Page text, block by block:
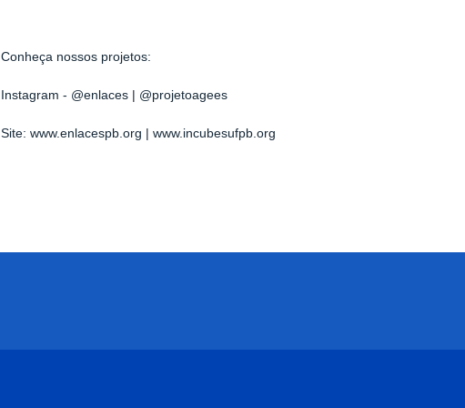
Conheça nossos projetos:
Instagram - @enlaces @projetoagees
Site: www.enlacespb.org | www.incubesufpb.org